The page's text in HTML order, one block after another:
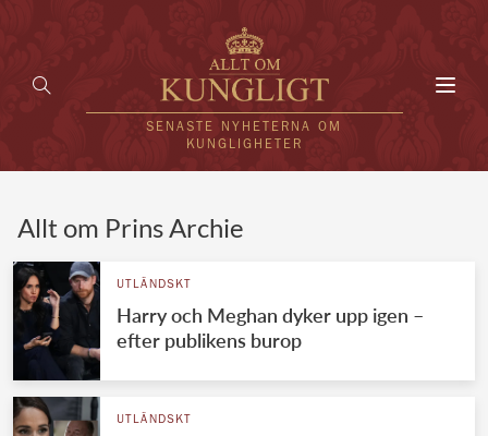
SENASTE NYHETERNA OM
KUNGLIGHETER
UTLÄNDSKT
VÄRLDENS KUNGAHUS
Allt om Prins Archie
UTLÄNDSKT
Harry och Meghan dyker upp igen –
efter publikens burop
UTLÄNDSKT